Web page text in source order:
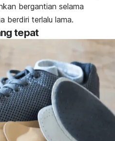
bergantian selama
berdiri terlalu lama.
tepat